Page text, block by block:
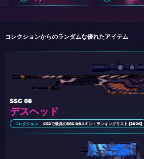
コレクションからのランダムな優れたアイテム
デスヘッド
SSG 08
コレクション CS2で最高のSSG 08スキン：ランキングリスト [2026]